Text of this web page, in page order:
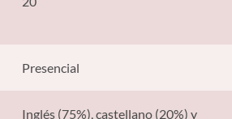
Presencial
Inglés (75%), castellano (20%) y